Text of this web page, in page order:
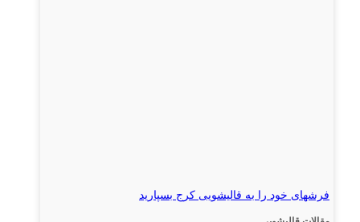
فرشهای خود را به قالیشویی کرج بسپارید